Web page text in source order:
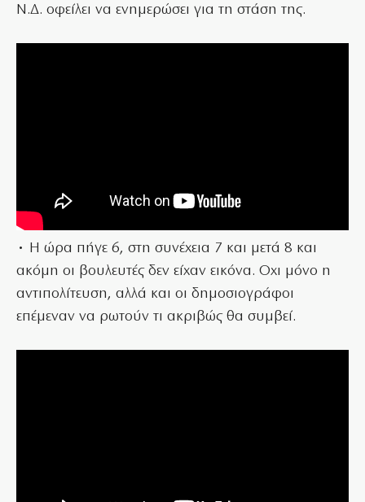
Ν.Δ. οφείλει να ενημερώσει για τη στάση της.
• Η ώρα πήγε 6, στη συνέχεια 7 και μετά 8 και
ακόμη οι βουλευτές δεν είχαν εικόνα. Οχι μόνο η
αντιπολίτευση, αλλά και οι δημοσιογράφοι
επέμεναν να ρωτούν τι ακριβώς θα συμβεί.